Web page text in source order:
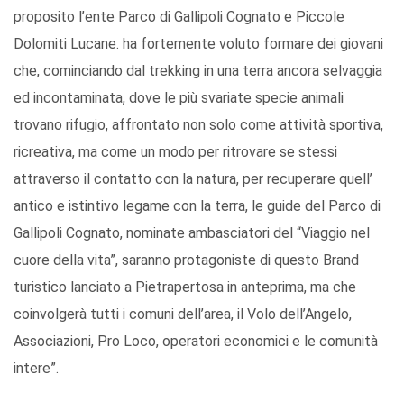
proposito l’ente Parco di Gallipoli Cognato e Piccole
Dolomiti Lucane. ha fortemente voluto formare dei giovani
che, cominciando dal trekking in una terra ancora selvaggia
ed incontaminata, dove le più svariate specie animali
trovano rifugio, affrontato non solo come attività sportiva,
ricreativa, ma come un modo per ritrovare se stessi
attraverso il contatto con la natura, per recuperare quell’
antico e istintivo legame con la terra, le guide del Parco di
Gallipoli Cognato, nominate ambasciatori del “Viaggio nel
cuore della vita”, saranno protagoniste di questo Brand
turistico lanciato a Pietrapertosa in anteprima, ma che
coinvolgerà tutti i comuni dell’area, il Volo dell’Angelo,
Associazioni, Pro Loco, operatori economici e le comunità
intere”.